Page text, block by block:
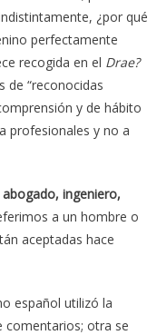
¿por qué
perfectamente
recogida en el Drae?
de “reconocidas
y de hábito
profesionales y no a
ingeniero,
a un hombre o
aceptadas hace
español utilizó la
comentarios; otra se